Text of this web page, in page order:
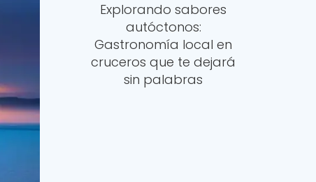
Explorando sabores
autóctonos:
Gastronomía local en
cruceros que te dejará
sin palabras